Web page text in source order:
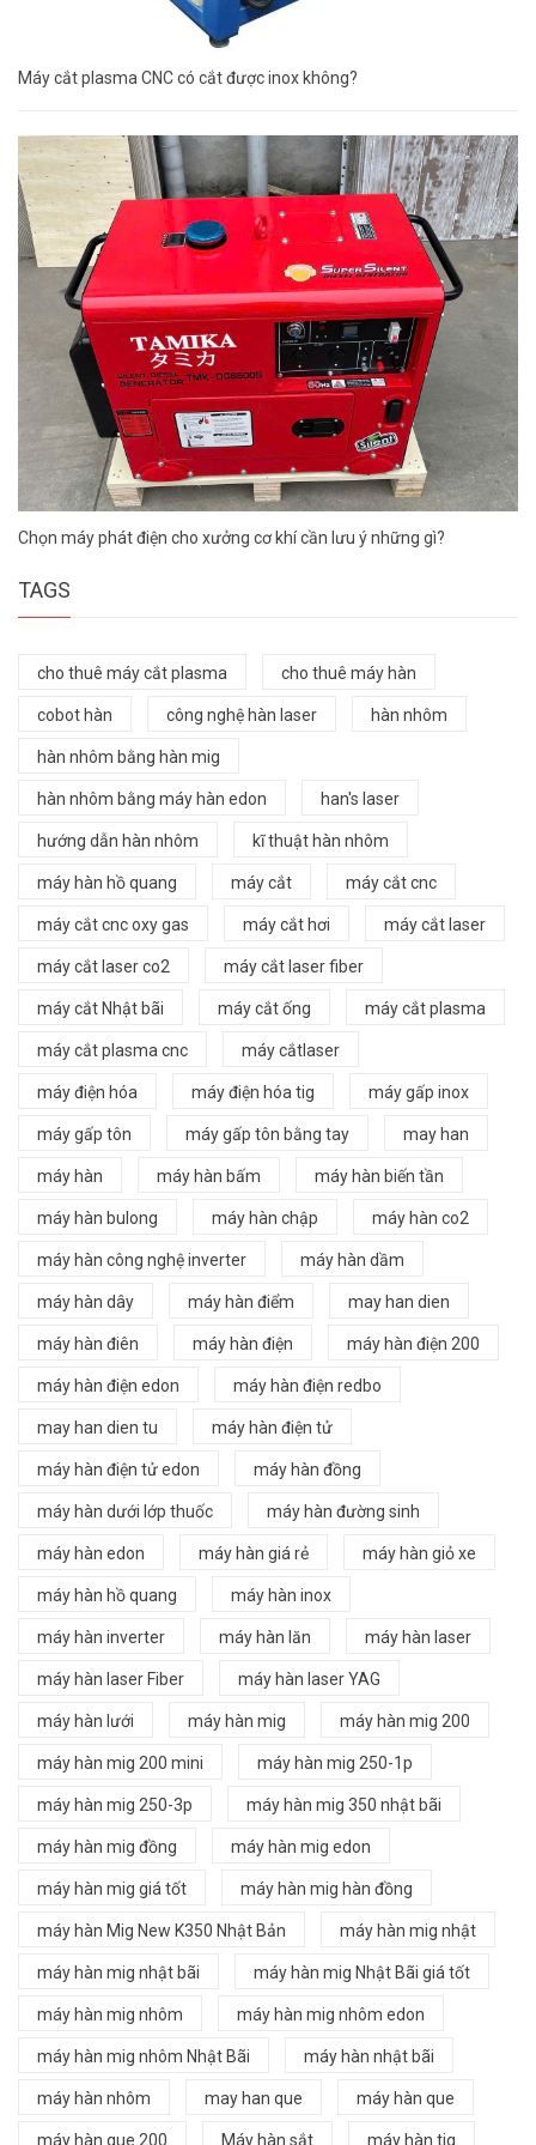
Máy cắt plasma CNC có cắt được inox không?
Chọn máy phát điện cho xưởng cơ khí cần lưu ý những gì?
TAGS
cho thuê máy cắt plasma cho thuê máy hàn
cobot hàn công nghệ hàn laser hàn nhôm
hàn nhôm bằng hàn mig
hàn nhôm bằng máy hàn edon han's laser
hướng dẫn hàn nhôm kĩ thuật hàn nhôm
máy hàn hồ quang máy cắt máy cắt cnc
máy cắt cnc oxy gas máy cắt hơi máy cắt laser
máy cắt laser co2 máy cắt laser fiber
máy cắt Nhật bãi máy cắt ống máy cắt plasma
máy cắt plasma cnc máy cắtlaser
máy điện hóa máy điện hóa tig máy gấp inox
máy gấp tôn máy gấp tôn bằng tay may han
máy hàn máy hàn bấm máy hàn biến tần
máy hàn bulong máy hàn chập máy hàn co2
máy hàn công nghệ inverter máy hàn dầm
máy hàn dây máy hàn điểm may han dien
máy hàn điên máy hàn điện máy hàn điện 200
máy hàn điện edon máy hàn điện redbo
may han dien tu máy hàn điện tử
máy hàn điện tử edon máy hàn đồng
máy hàn dưới lớp thuốc máy hàn đường sinh
máy hàn edon máy hàn giá rẻ máy hàn giỏ xe
máy hàn hồ quang máy hàn inox
máy hàn inverter máy hàn lăn máy hàn laser
máy hàn laser Fiber máy hàn laser YAG
máy hàn lưới máy hàn mig máy hàn mig 200
máy hàn mig 200 mini máy hàn mig 250-1p
máy hàn mig 250-3p máy hàn mig 350 nhật bãi
máy hàn mig đồng máy hàn mig edon
máy hàn mig giá tốt máy hàn mig hàn đồng
máy hàn Mig New K350 Nhật Bản máy hàn mig nhật
máy hàn mig nhật bãi máy hàn mig Nhật Bãi giá tốt
máy hàn mig nhôm máy hàn mig nhôm edon
máy hàn mig nhôm Nhật Bãi máy hàn nhật bãi
máy hàn nhôm may han que máy hàn que
máy hàn que 200 Máy hàn sắt máy hàn tig